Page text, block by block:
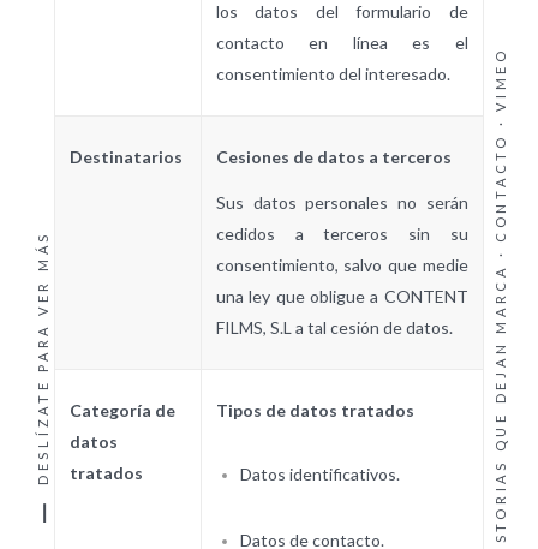
CONTACTO
·
VIMEO
DESLÍZATE PARA VER MÁS
los datos del formulario de
contacto en línea es el
consentimiento del interesado.
Destinatarios Cesiones de datos a terceros
Sus datos personales no serán
cedidos a terceros sin su
consentimiento, salvo que medie
una ley que obligue a CONTENT
FILMS, S.L a tal cesión de datos.
Categoría de
datos
tratados
Tipos de datos tratados
Datos identificativos.
Datos de contacto.